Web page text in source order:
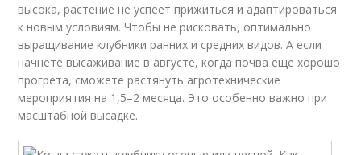
высока, растение не успеет прижиться и адаптироваться
к новым условиям. Чтобы не рисковать, оптимально
выращивание клубники ранних и средних видов. А если
начнете высаживание в августе, когда почва еще хорошо
прогрета, сможете растянуть агротехнические
мероприятия на 1,5–2 месяца. Это особенно важно при
масштабной высадке.